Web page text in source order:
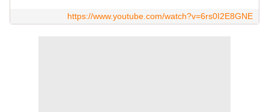
https://www.youtube.com/watch?v=6rs0I2E8GNE